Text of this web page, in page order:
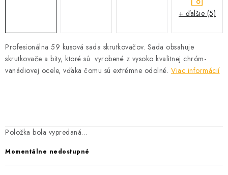
Doprava a platba
Doplnkové služby Profigaráž.sk
Newsletter z Profigaráž.sk
Darček k objednávke
Profesionálna 59 kusová sada skrutkovačov. Sada obsahuje
skrutkovače a bity, ktoré sú vyrobené z vysoko kvalitnej chróm-
vanádiovej ocele, vďaka čomu sú extrémne odolné. Viac informácií
Položka bola vypredaná…
Momentálne nedostupné
+ ďalšie (5)